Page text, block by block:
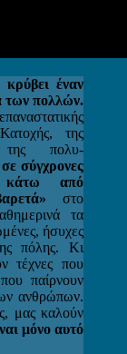
έναν
των πολλών.
της
πολυ-
σύγχρονες
κάτω από
στο
τα
ήσυχες
πόλης. Κι
τέχνες που
παίρνουν
ανθρώπων.
μας καλούν
μόνο αυτό